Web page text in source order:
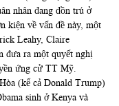
nhân đang đồn trú ở
kiện về vấn đề này, một
Leahy, Claire
đưa ra một quyết nghị
ứng cử TT Mỹ.
(kể cả Donald Trump)
sinh ở Kenya và